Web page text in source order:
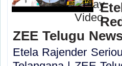
ZEE Telugu
Etela Rajender